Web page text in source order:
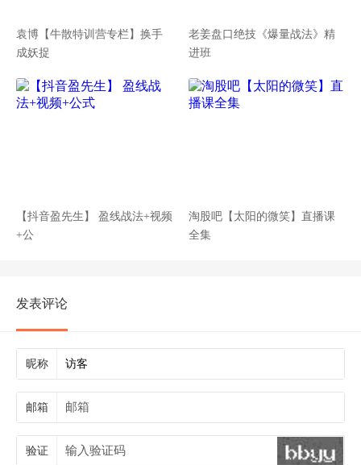
袁博【牛散特训营专栏】换手
成妖捉
老姜盘口绝技《爆量战法》精
进班
【抖音盈先生】 盈线战法+视频
+公
淘股吧【太阳的微笑】直播课
全集
发表评论
昵称
邮箱
验证